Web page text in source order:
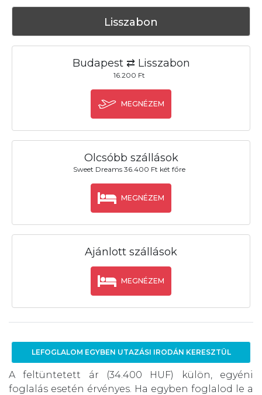
Lisszabon
Budapest ⇄ Lisszabon
16.200 Ft
MEGNÉZEM
Olcsóbb szállások
Sweet Dreams 36.400 Ft két főre
MEGNÉZEM
Ajánlott szállások
MEGNÉZEM
LEFOGLALOM EGYBEN UTAZÁSI IRODÁN KERESZTÜL
A feltüntetett ár (34.400 HUF) külön, egyéni
foglalás esetén érvényes. Ha egyben foglalod le a